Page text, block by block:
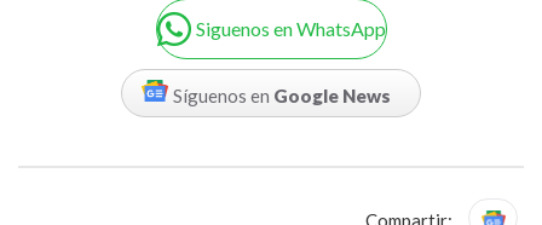
Siguenos en WhatsApp
Síguenos en Google News
Compartir: